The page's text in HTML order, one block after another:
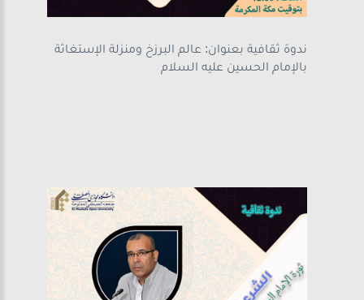
ندوة ثقافية بعنوان: عالم البرزخ ومنزلة الإستغاثة
بالإمام الحسين عليه السلام